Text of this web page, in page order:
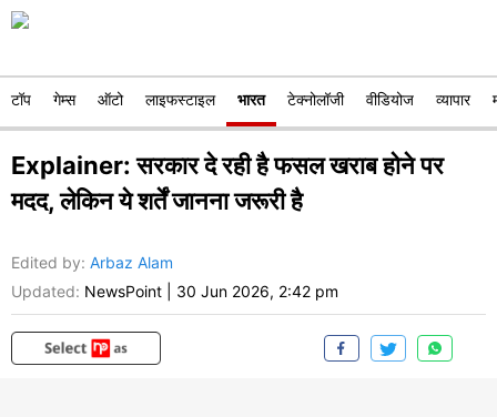
टॉप गेम्स ऑटो लाइफस्टाइल भारत टेक्नोलॉजी वीडियोज व्यापार
Explainer: सरकार दे रही है फसल खराब होने पर
मदद, लेकिन ये शर्तें जानना जरूरी है
Edited by: Arbaz Alam
Updated: NewsPoint 30 Jun 2026, 2:42 pm